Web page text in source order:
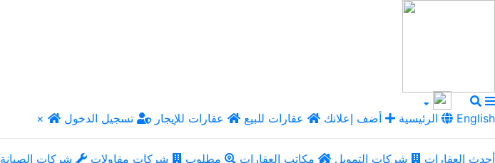
× الرئيسية أضف إعلانك عقارات للبيع عقارات للإيجار تسجيل الدخول English
أحدث العقارات شركات التمويل مكاتب العقارات مطلوب شركات مقاولات شركات الصيانة